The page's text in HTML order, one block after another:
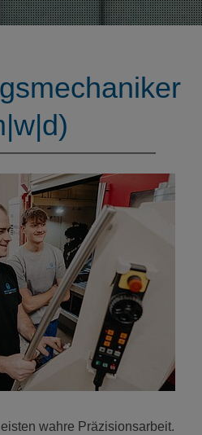
wahre Präzisionsarbeit.